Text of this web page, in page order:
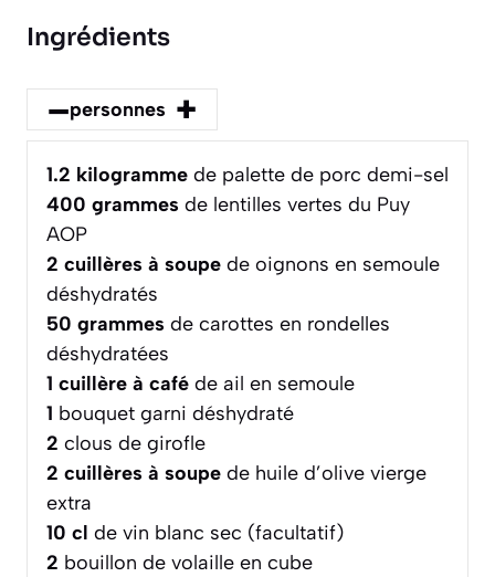
Ingrédients
–personnes +
1.2 kilogramme de palette de porc demi-sel
400 grammes de lentilles vertes du Puy
AOP
2 cuillères à soupe de oignons en semoule
déshydratés
50 grammes de carottes en rondelles
déshydratées
1 cuillère à café de ail en semoule
1 bouquet garni déshydraté
2 clous de girofle
2 cuillères à soupe de huile d’olive vierge
extra
10 cl de vin blanc sec (facultatif)
2 bouillon de volaille en cube